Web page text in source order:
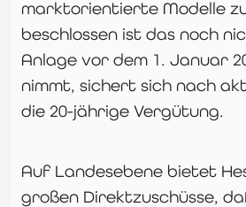
marktorientierte Modelle
beschlossen ist das noch
Anlage vor dem 1. Januar
nimmt, sichert sich nach
die 20-jährige Vergütung.
Auf Landesebene bietet
großen Direktzuschüsse,